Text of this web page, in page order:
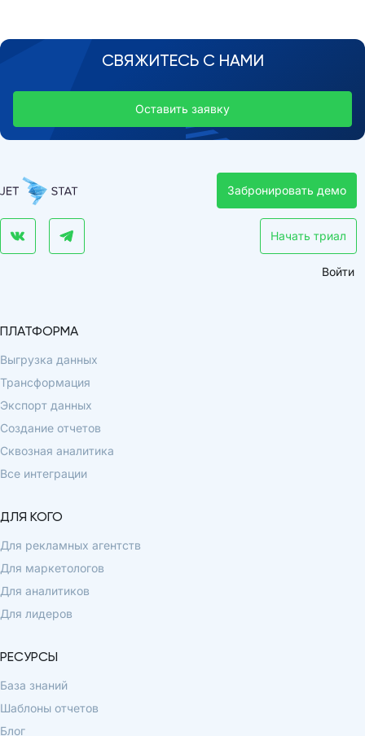
СВЯЖИТЕСЬ С НАМИ
Оставить заявку
Забронировать демо
Начать триал
Войти
ПЛАТФОРМА
Выгрузка данных
Трансформация
Экспорт данных
Создание отчетов
Сквозная аналитика
Все интеграции
ДЛЯ КОГО
Для рекламных агентств
Для маркетологов
Для аналитиков
Для лидеров
РЕСУРСЫ
База знаний
Шаблоны отчетов
Блог